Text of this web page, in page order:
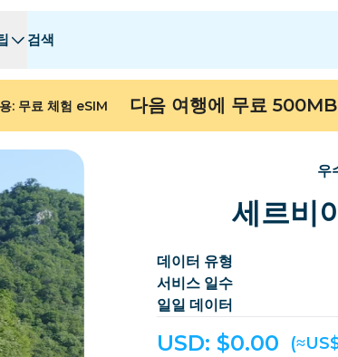
검색
알제리 안도
보스
캄보디아
Congo 코스타리카 코트
중국
: 무료 체험 eSIM 다음 여행에 무료
우
세르비
데이터 유형
서비스 일수
일일 데이터
USD: $0.00